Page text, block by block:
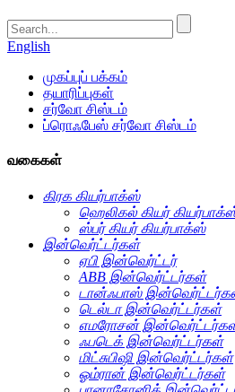
English
முகப்புப் பக்கம்
தயாரிப்புகள்
சர்வோ சிஸ்டம்
ப்ரொஃபேஸ் சர்வோ சிஸ்டம்
வகைகள்
கிரக கியர்பாக்ஸ்
ஹெலிகல் கியர்
ஸ்பர் கியர் கியர்பாக்ஸ்
இன்வெர்ட்டர்கள்
ஏபி இன்வெர்ட்டர்
ABB இன்வெர்ட்டர்கள்
டான்ஃபாஸ்
டெல்டா இன்வெர்ட்டர்கள்
எமரோசன்
ஃபடெக் இன்வெர்ட்டர்கள்
மிட்சுபிஷி இன்வெர்ட்டர்கள்
ஓம்ரான் இன்வெர்ட்டர்கள்